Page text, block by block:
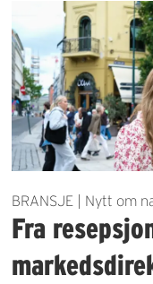
BRANSJE | Nytt om
Fra